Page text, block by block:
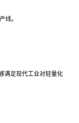
线。
满足现代工业对轻量化